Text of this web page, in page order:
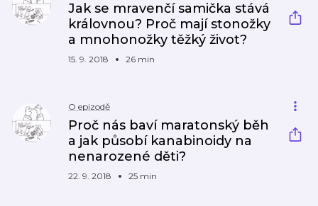
Jak se mravenčí samička stává
královnou? Proč mají stonožky
a mnohonožky těžký život?
15. 9. 2018 26 min
O epizodě
Proč nás baví maratonský běh
a jak působí kanabinoidy na
nenarozené děti?
22. 9. 2018 25 min